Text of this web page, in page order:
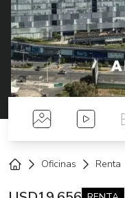
Fotos Videos
Oficinas Renta